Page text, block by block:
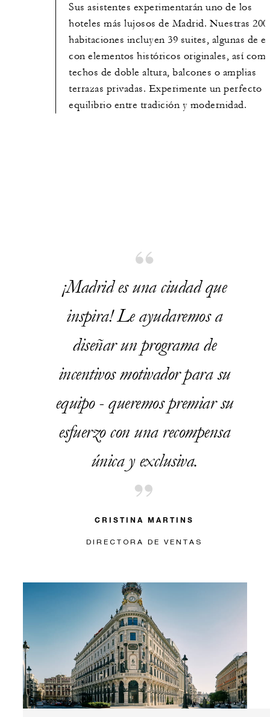
Sus asistentes experimentarán uno de los
hoteles más lujosos de Madrid. Nuestras 200
habitaciones incluyen 39 suites, algunas de
con elementos históricos originales, así
techos de doble altura, balcones o amplias
terrazas privadas. Experimente un perfecto
equilibrio entre tradición y modernidad.
¡Madrid es una ciudad que
inspira! Le ayudaremos a
diseñar un programa de
incentivos motivador para su
equipo - queremos premiar su
esfuerzo con una recompensa
única y exclusiva.
CRISTINA MARTINS
DIRECTORA DE VENTAS